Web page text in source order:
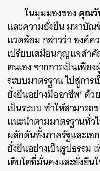
ในมุมมองของคุณวั
และความยั่งยืน มหาบั
แวดล้อม กล่าวว่า องค์
เปรียบเสมือนกุญแจสำ
ตนเอง จากการเป็นเพีย
ระบบมาตรฐาน ไปสู่กา
ยั่งยืนอย่างมืออาชีพ’ ด้
เป็นระบบ ทำให้สามารถ
แนะนำตามมาตรฐานทั่
ผลักดันทั้งภาครัฐและเอ
ยั่งยืนอย่างเป็นรูปธรรม
เติบโตที่มั่นคงและยั่งยืน